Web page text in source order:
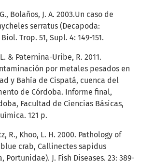
Bolaños, J. A. 2003.Un caso de
serratus (Decapoda:
Trop. 51, Supl. 4: 149-151.
& Paternina-Uribe, R. 2011.
por metales pesados en
y Bahía de Cispatá, cuenca del
de Córdoba. Informe final,
Facultad de Ciencias Básicas,
121 p.
R., Khoo, L. H. 2000. Pathology of
crab, Callinectes sapidus
Portunidae). J. Fish Diseases. 23: 389-